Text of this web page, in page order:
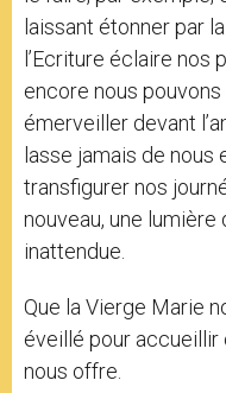
laissant étonner par
l’Ecriture éclaire
encore nous
émerveiller devant
lasse jamais de nous
transfigurer nos
nouveau, une
inattendue.
Que la Vierge Marie
éveillé pour
nous offre.